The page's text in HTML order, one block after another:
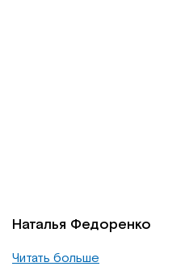
Наталья Федоренко
Читать больше